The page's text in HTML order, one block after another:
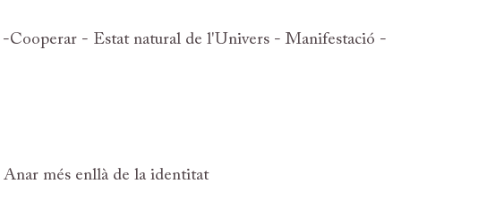
- Estat natural de l'Univers - Manifestació -
més enllà de la identitat